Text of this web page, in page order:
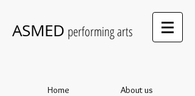
ASMED performing arts
Home About us